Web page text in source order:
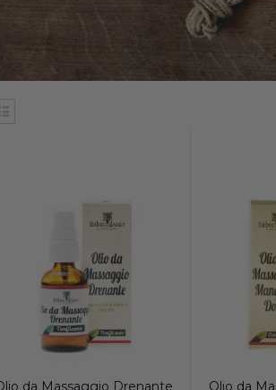
da Massaggio Drenante
Olio da